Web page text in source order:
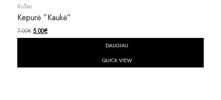
Rūbai
Kepurė ”Kaukė”
7.00€ 5.00€
DAUGIAU
QUICK VIEW